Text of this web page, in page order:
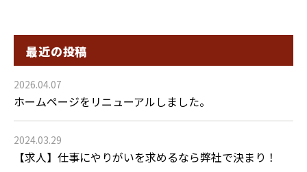
最近の投稿
2026.04.07
ホームページをリニューアルしました。
2024.03.29
【求人】仕事にやりがいを求めるなら弊社で決まり！